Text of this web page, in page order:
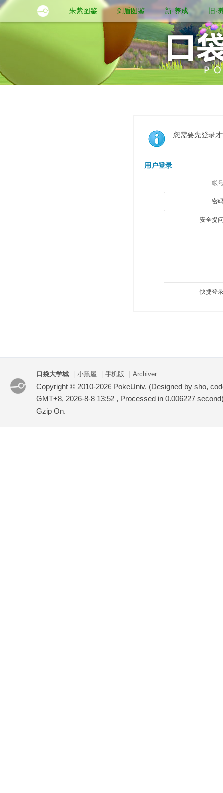
朱紫图鉴 剑盾图鉴 新·养成 旧·
您需要先登录
用户登录
帐
密
安全提
快捷登
口袋大学城 小黑屋 手机版 Archiver
Copyright © 2010-2026 PokeUniv. (Designed by sho,
GMT+8, 2026-8-8 13:52 , Processed in 0.006227
Gzip On.